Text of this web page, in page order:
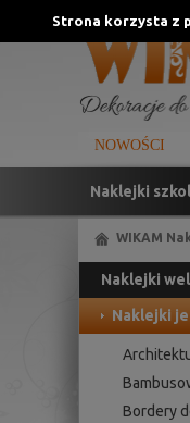
Strona korzysta z
NOWOŚCI
Naklejki
WIKAM
Naklejki
Naklejki
Bordery